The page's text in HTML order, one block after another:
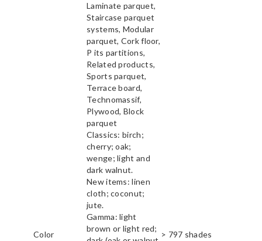
Laminate parquet,
Staircase parquet
systems, Modular
parquet, Cork floor,
P its partitions,
Related products,
Sports parquet,
Terrace board,
Technomassif,
Plywood, Block
parquet
Color
Classics: birch;
cherry; oak;
wenge; light and
dark walnut.
New items: linen
cloth; coconut;
jute.
Gamma: light
brown or light red;
> 797 shades